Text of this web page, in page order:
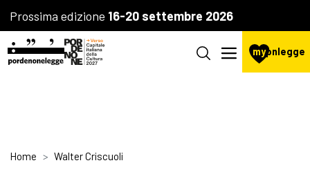
Prossima edizione 16-20 settembre 2026
mypnlegge
Home Walter Criscuoli